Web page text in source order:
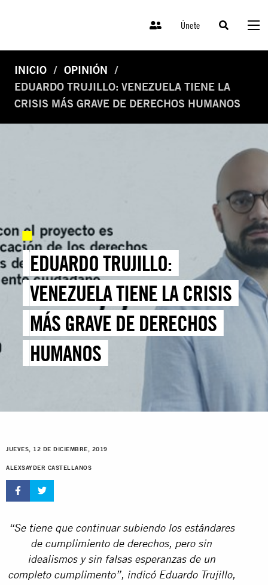
Únete
INICIO
OPINIÓN
EDUARDO TRUJILLO: VENEZUELA TIENE LA
CRISIS MÁS GRAVE DE DERECHOS HUMANOS
EDUARDO TRUJILLO:
VENEZUELA TIENE LA CRISIS
MÁS GRAVE DE DERECHOS
HUMANOS
JUEVES, 12 DE DICIEMBRE, 2019
ALEXSAYDER CASTELLANOS
“Se tiene que continuar subiendo los estándares
de cumplimiento de derechos, pero sin
idealismos y sin falsas esperanzas de un
completo cumplimento”, indicó Eduardo Trujillo,